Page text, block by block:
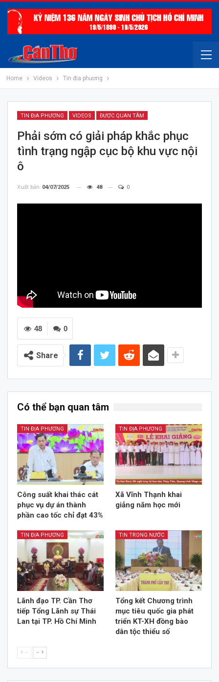
Home Videos Tin địa phương
TIN ĐỊA PHƯƠNG VIDEOS ĐƯỢC QUAN TÂM
Phải sớm có giải pháp khắc phục
tình trạng ngập cục bộ khu vực nội
ô
Xuất bản 04/07/2025 48 0
0
48
Share
Có thể bạn quan tâm
TIN ĐỊA PHƯƠNG
Công suất khai thác cát
phục vụ dự án thành
phần cao tốc chỉ đạt 43%
TIN ĐỊA PHƯƠNG
Xã Vĩnh Thạnh khai
giảng năm học mới
TIN ĐỊA PHƯƠNG
Lãnh đạo TP. Cần Thơ
tiếp Tổng Lãnh sự Thái
Lan tại TP. Hồ Chí Minh
TIN TRONG NƯỚC
Tổng kết Chương trình
mục tiêu quốc gia phát
triển KT-XH đồng bào
dân tộc thiểu số
-- --